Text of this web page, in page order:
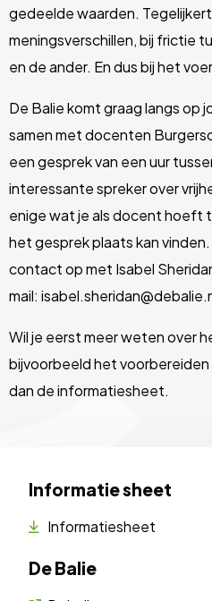
gedeelde waarden.
meningsverschillen, bij frictie
en de ander. En dus bij het
De Balie komt graag langs op
samen met docenten
een gesprek van een uur
interessante spreker over
enige wat je als docent hoeft
het gesprek plaats kan
contact op met Isabel
mail:
Wil je eerst meer weten over
bijvoorbeeld het
dan de informatiesheet.
Informatie sheet
Informatiesheet
De Balie